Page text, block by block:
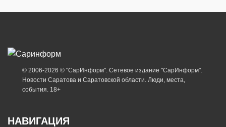
© 2006-2026 © "СарИнформ". Сетевое издание "СарИнформ".
Новости Саратова и Саратовской области. Люди, места,
события. 18+
НАВИГАЦИЯ